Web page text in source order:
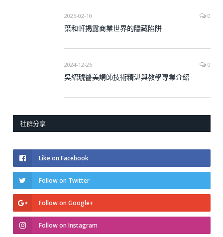
2025-02-10 0
葉和軒揭露商業世界的隱藏陷阱
2024-12-26 0
吳紹琥醫美講師技術精湛與教學專業介紹
社群分享
Like on Facebook
Follow on Twitter
Follow on Google+
Follow on Instagram